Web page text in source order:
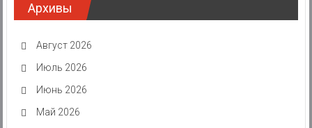
Архивы
Август 2026
Июль 2026
Июнь 2026
Май 2026